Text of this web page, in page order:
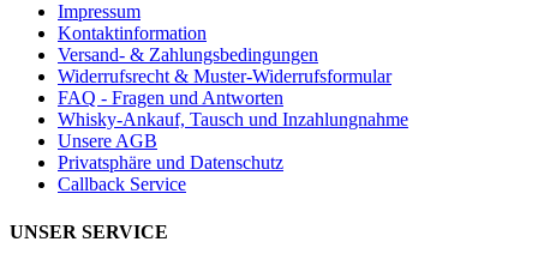
Impressum
Kontaktinformation
Versand- & Zahlungsbedingungen
Widerrufsrecht & Muster-Widerrufsformular
FAQ - Fragen und Antworten
Whisky-Ankauf, Tausch und Inzahlungnahme
Unsere AGB
Privatsphäre und Datenschutz
Callback Service
UNSER SERVICE